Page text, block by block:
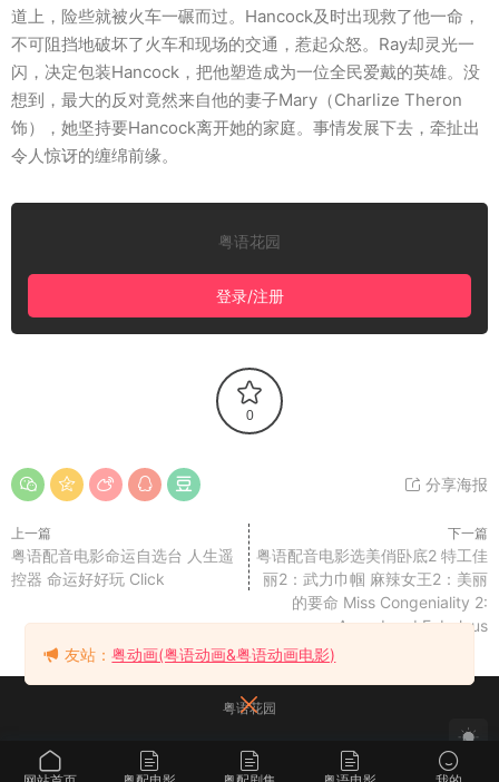
道上，险些就被火车一碾而过。Hancock及时出现救了他一命，
不可阻挡地破坏了火车和现场的交通，惹起众怒。Ray却灵光一
闪，决定包装Hancock，把他塑造成为一位全民爱戴的英雄。没
想到，最大的反对竟然来自他的妻子Mary（Charlize Theron
饰），她坚持要Hancock离开她的家庭。事情发展下去，牵扯出
令人惊讶的缠绵前缘。
粤语花园
登录/注册
0
分享海报
上一篇
粤语配音电影命运自选台 人生遥
控器 命运好好玩 Click
下一篇
粤语配音电影选美俏卧底2 特工佳
丽2：武力巾帼 麻辣女王2：美丽
的要命 Miss Congeniality 2:
Armed and Fabulous
粤语花园
友站：粤动画(粤语动画&粤语动画电影)